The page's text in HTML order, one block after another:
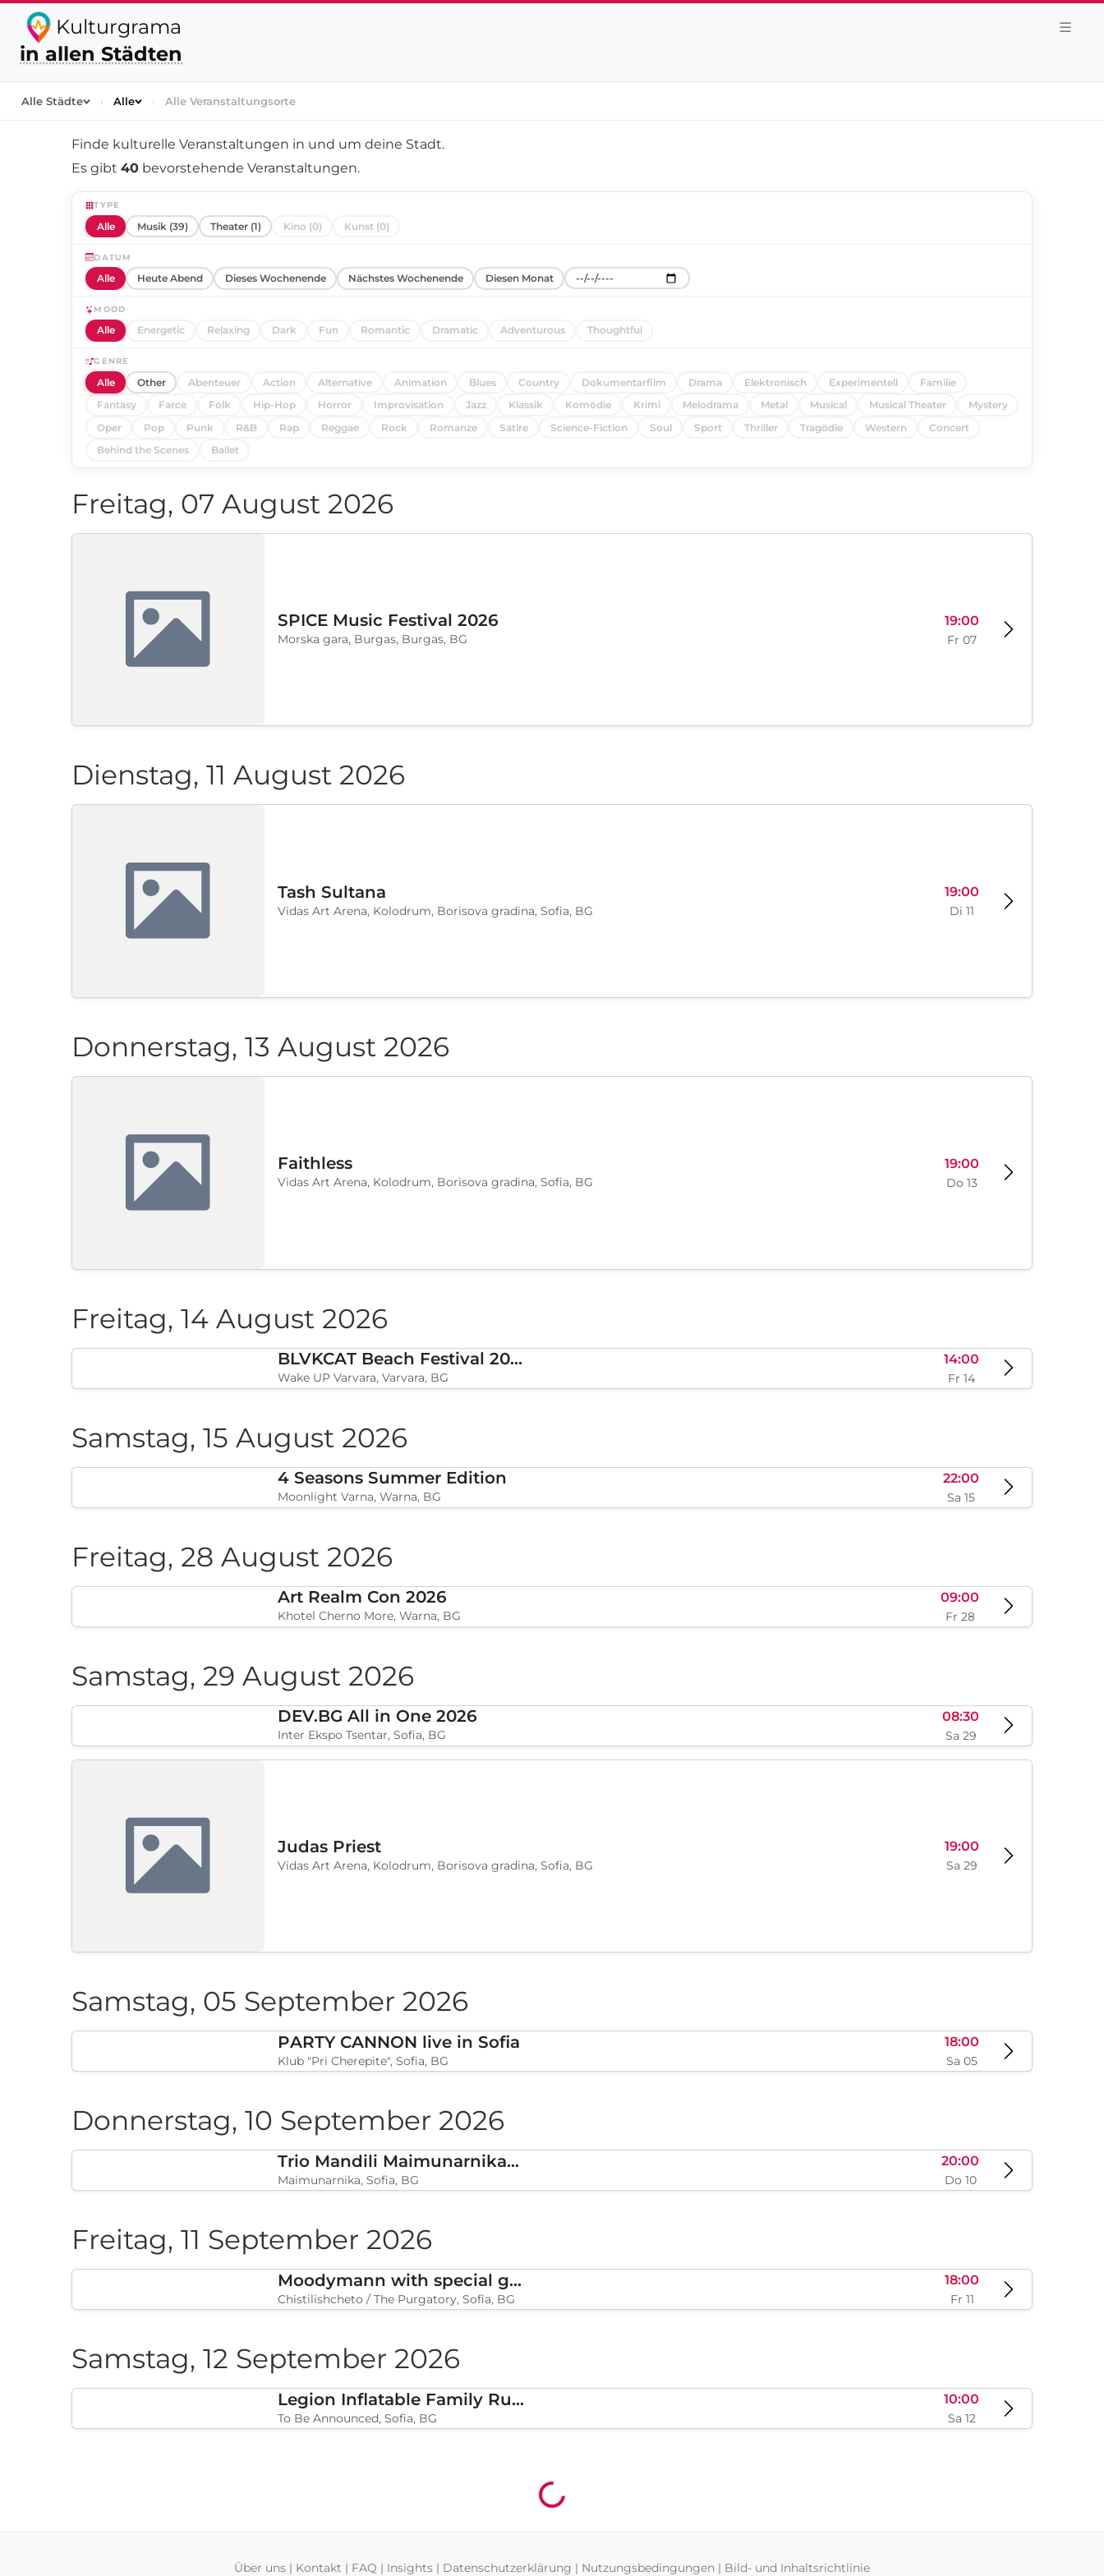
Kulturgrama
in allen Städten
Alle Städte › Alle › Alle Veranstaltungsorte
Finde kulturelle Veranstaltungen in und um deine Stadt.
Es gibt 40 bevorstehende Veranstaltungen.
TYPE
Alle Musik (39) Theater (1) Kino (0) Kunst (0)
DATUM
Alle Heute Abend Dieses Wochenende Nächstes Wochenende Diesen Monat
MOOD
Alle Energetic Relaxing Dark Fun Romantic Dramatic Adventurous Thoughtful
GENRE
Alle Other Abenteuer Action Alternative Animation Blues Country Dokumentarfilm Drama Elektronisch Experimentell
Familie
Fantasy
Farce Folk Hip-Hop Horror Improvisation Jazz Klassik Komödie Krimi Melodrama Metal Musical Musical Theater
Mystery
Oper
Pop Punk R&B Rap Reggae Rock Romanze Satire Science-Fiction Soul Sport Thriller Tragödie Western
Concert
Behind the Scenes
Ballet
Freitag, 07 August 2026
SPICE Music Festival 2026
Morska gara, Burgas, Burgas, BG
19:00
Fr 07
Dienstag, 11 August 2026
Tash Sultana
Vidas Art Arena, Kolodrum, Borisova gradina, Sofia, BG
19:00
Di 11
Donnerstag, 13 August 2026
Faithless
Vidas Art Arena, Kolodrum, Borisova gradina, Sofia, BG
19:00
Do 13
Freitag, 14 August 2026
BLVKCAT Beach Festival 2026, Wake up Varvara
Wake UP Varvara, Varvara, BG
14:00
Fr 14
Samstag, 15 August 2026
Moonlight Varna, Warna, BG Sa 15
Freitag, 28 August 2026
Art Realm Con 2026
Khotel Cherno More, Warna, BG
09:00
Fr 28
Samstag, 29 August 2026